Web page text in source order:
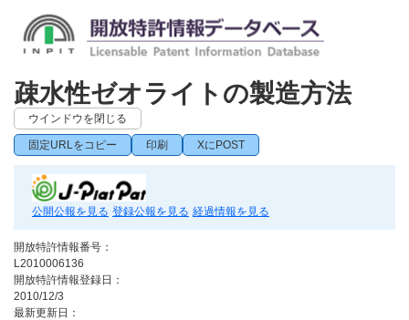
疎水性ゼオライトの製造方法
ウインドウを閉じる
固定URLをコピー 印刷 XにPOST
公開公報を見る 登録公報を見る 経過情報を見る
開放特許情報番号：
L2010006136
開放特許情報登録日：
2010/12/3
最新更新日：